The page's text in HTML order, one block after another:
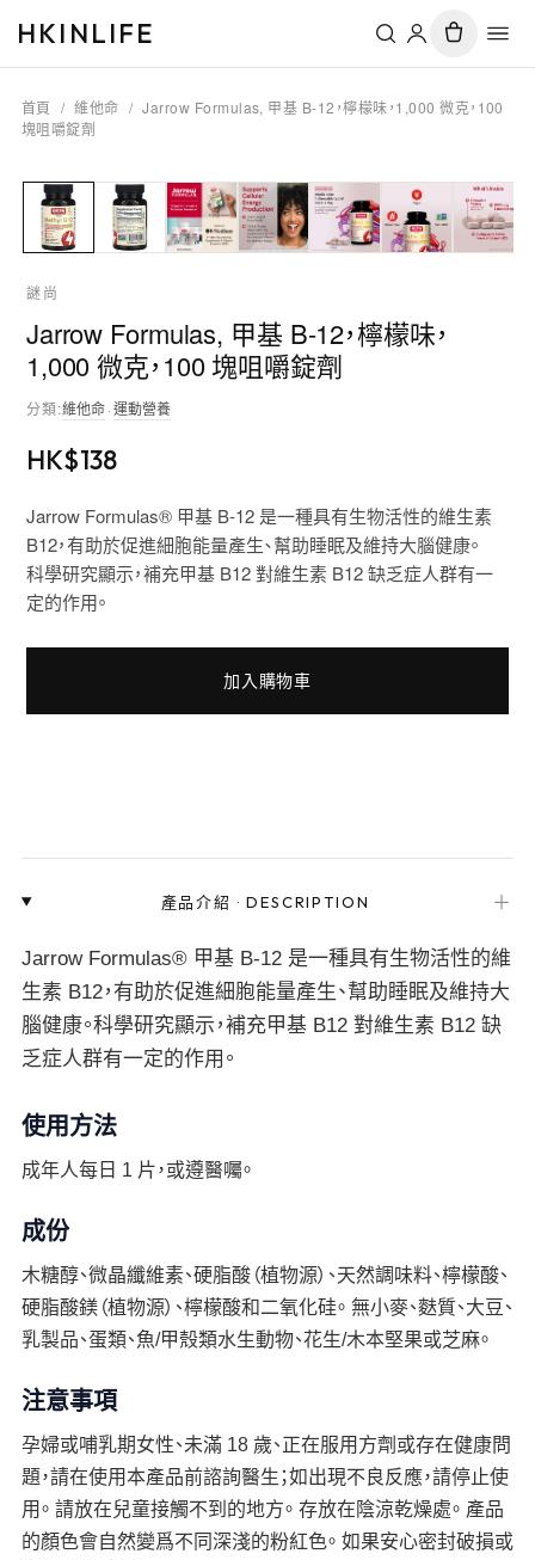
HKINLIFE
首頁 / 維他命 / Jarrow Formulas, 甲基 B-12，檸檬味，1,000 微克，100
塊咀嚼錠劑
謎尚
Jarrow Formulas, 甲基 B-12，檸檬味，
1,000 微克，100 塊咀嚼錠劑
分類:維他命·運動營養
HK$138
Jarrow Formulas® 甲基 B-12 是一種具有生物活性的維生素
B12，有助於促進細胞能量產生、幫助睡眠及維持大腦健康。
科學研究顯示，補充甲基 B12 對維生素 B12 缺乏症人群有一
定的作用。
加入購物車
產品介紹 ·DESCRIPTION ＋
Jarrow Formulas® 甲基 B-12 是一種具有生物活性的維
生素 B12，有助於促進細胞能量產生、幫助睡眠及維持大
腦健康。科學研究顯示，補充甲基 B12 對維生素 B12 缺
乏症人群有一定的作用。
使用方法
成年人每日 1 片，或遵醫囑。
成份
木糖醇、微晶纖維素、硬脂酸（植物源）、天然調味料、檸檬酸、
硬脂酸鎂（植物源）、檸檬酸和二氧化硅。 無小麥、麩質、大豆、
乳製品、蛋類、魚/甲殼類水生動物、花生/木本堅果或芝麻。
注意事項
孕婦或哺乳期女性、未滿 18 歲、正在服用方劑或存在健康問
題，請在使用本產品前諮詢醫生；如出現不良反應，請停止使
用。 請放在兒童接觸不到的地方。 存放在陰涼乾燥處。 產品
的顏色會自然變爲不同深淺的粉紅色。 如果安心密封破損或